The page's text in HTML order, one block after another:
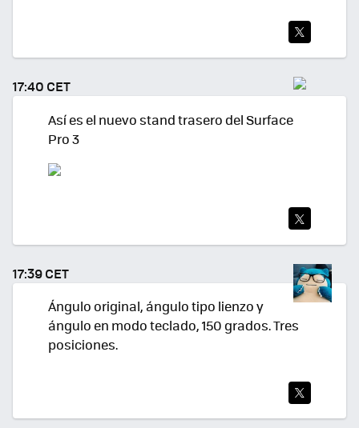
TWI
TEA
R
17:40 CET
Así es el nuevo stand trasero del Surface
Pro 3
TEA
R
17:39 CET
Ángulo original, ángulo tipo lienzo y
ángulo en modo teclado, 150 grados. Tres
posiciones.